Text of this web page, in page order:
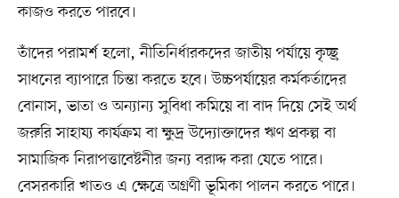
কাজও করতে পারবে।
তাঁদের পরামর্শ হলো, নীতিনির্ধারকদের জাতীয় পর্যায়ে কৃচ্ছ্র
সাধনের ব্যাপারে চিন্তা করতে হবে। উচ্চপর্যায়ের কর্মকর্তাদের
বোনাস, ভাতা ও অন্যান্য সুবিধা কমিয়ে বা বাদ দিয়ে সেই অর্থ
জরুরি সাহায্য কার্যক্রম বা ক্ষুদ্র উদ্যোক্তাদের ঋণ প্রকল্প বা
সামাজিক নিরাপত্তাবেষ্টনীর জন্য বরাদ্দ করা যেতে পারে।
বেসরকারি খাতও এ ক্ষেত্রে অগ্রণী ভূমিকা পালন করতে পারে।